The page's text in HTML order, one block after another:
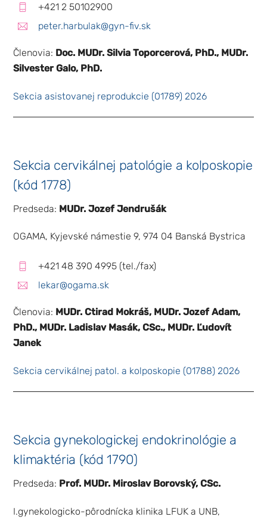
+421 2 50102900
peter.harbulak@gyn-fiv.sk
Členovia: Doc. MUDr. Silvia Toporcerová, PhD., MUDr.
Silvester Galo, PhD.
Sekcia asistovanej reprodukcie (01789) 2026
Sekcia cervikálnej patológie a kolposkopie
(kód 1778)
Predseda: MUDr. Jozef Jendrušák
OGAMA, Kyjevské námestie 9, 974 04 Banská Bystrica
+421 48 390 4995 (tel./fax)
lekar@ogama.sk
Členovia: MUDr. Ctirad Mokráš, MUDr. Jozef Adam,
PhD., MUDr. Ladislav Masák, CSc., MUDr. Ľudovít
Janek
Sekcia cervikálnej patol. a kolposkopie (01788) 2026
Sekcia gynekologickej endokrinológie a
klimaktéria (kód 1790)
Predseda: Prof. MUDr. Miroslav Borovský, CSc.
I.gynekologicko-pôrodnícka klinika LFUK a UNB,
Tieto súbory
cookie nie sú
Aby sme
zlepšiť
funkčnosť
webovej
používania
webovej
stránky.
Používateľská
najlepšie. Ak
niektoré
webovej